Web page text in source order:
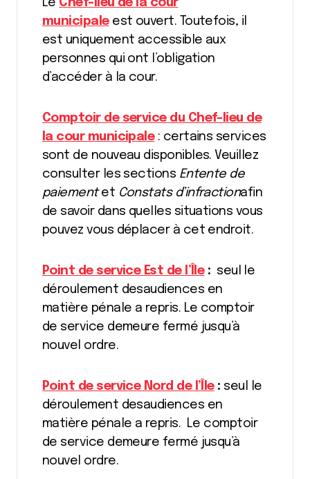
Le Chef-lieu de la cour
municipaleest ouvert. Toutefois, il
est uniquement accessible aux
personnes qui ont l’obligation
d’accéder à la cour.
Comptoir de service du Chef-lieu de
la cour municipale: certains services
sont de nouveau disponibles. Veuillez
consulter les sections Entente de
paiementet Constats d’infractionafin
de savoir dans quelles situations vous
pouvez vous déplacer à cet endroit.
Point de service Est de l’Île: seul le
déroulement desaudiences en
matière pénale a repris. Le comptoir
de service demeure fermé jusqu’à
nouvel ordre.
Point de service Nord de l’Île: seul le
déroulement desaudiences en
matière pénale a repris. Le comptoir
de service demeure fermé jusqu’à
nouvel ordre.